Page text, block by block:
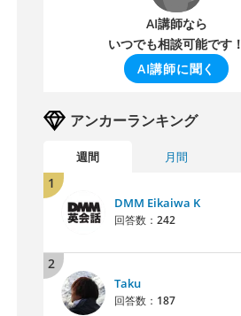
AI講師なら
いつでも相談可能です！
AI講師に聞く
アンカーランキング
週間 月間
1
DMM Eikaiwa K
回答数： 242
2
Taku
回答数： 187